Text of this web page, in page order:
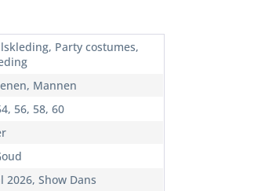
Party costumes,
Mannen
56, 58, 60
2026, Show Dans